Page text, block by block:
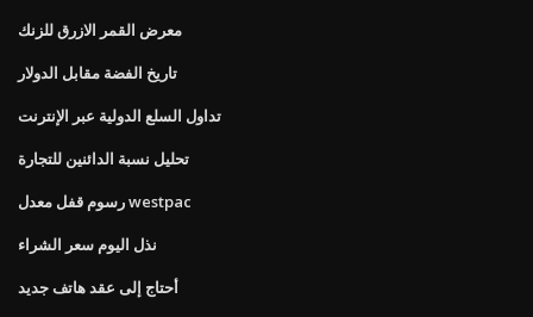
معرض القمر الازرق للزنك
تاريخ الفضة مقابل الدولار
تداول السلع الدولية عبر الإنترنت
تحليل نسبة الدائنين للتجارة
رسوم قفل معدل westpac
نذل اليوم سعر الشراء
أحتاج إلى عقد هاتف جديد